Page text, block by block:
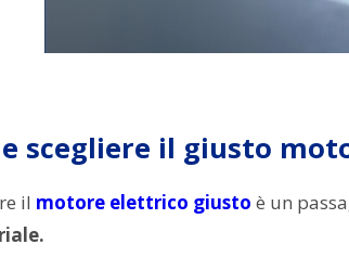
scegliere il giusto
il motore elettrico giusto è un